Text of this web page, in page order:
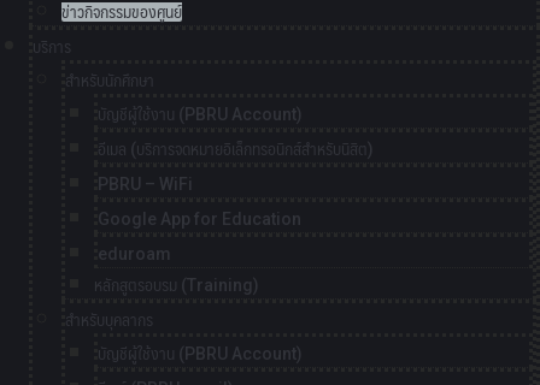
ข่าวกิจกรรมของศูนย์
บริการ
สำหรับนักศึกษา
บัญชีผู้ใช้งาน (PBRU Account)
อีเมล (บริการจดหมายอิเล็กทรอนิกส์สำหรับนิสิต)
PBRU – WiFi
Google App for Education
eduroam
หลักสูตรอบรม (Training)
สำหรับบุคลากร
บัญชีผู้ใช้งาน (PBRU Account)